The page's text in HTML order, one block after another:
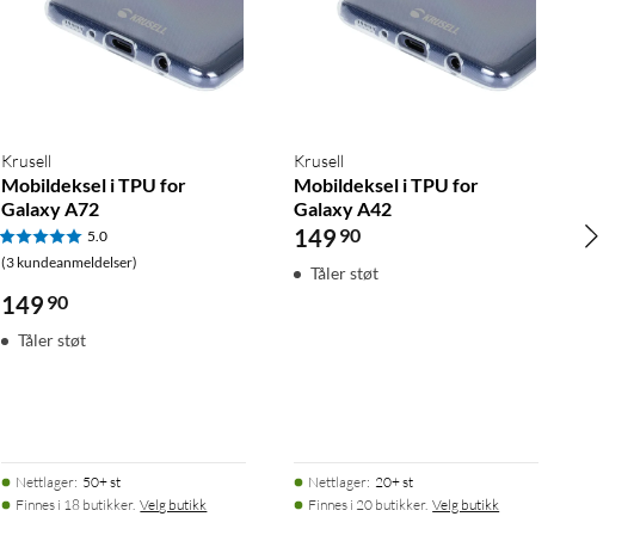
Krusell
Mobildeksel i TPU for
Galaxy A72
5.0
(3 kundeanmeldelser)
149 90
Tåler støt
Nettlager: 50+ st
Finnes i 18 butikker. Velg butikk
Krusell
Mobildeksel i TPU for
Galaxy A42
149 90
Tåler støt
Nettlager: 20+ st
Finnes i 20 butikker. Velg butikk